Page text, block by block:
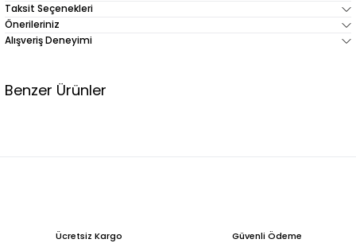
Taksit Seçenekleri
Önerileriniz
Alışveriş Deneyimi
Benzer Ürünler
Ücretsiz Kargo Güvenli Ödeme